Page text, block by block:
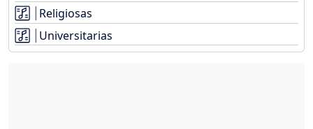
Religiosas
Universitarias